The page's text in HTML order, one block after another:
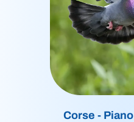
Corse -